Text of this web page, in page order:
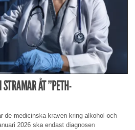
ÅT ”PETH-
de medicinska kraven kring alkohol och
2026 ska endast diagnosen